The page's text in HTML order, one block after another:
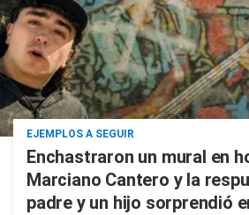
EJEMPLOS A SEGUIR
Enchastraron un mural en
Marciano Cantero y la
padre y un hijo sorprendió